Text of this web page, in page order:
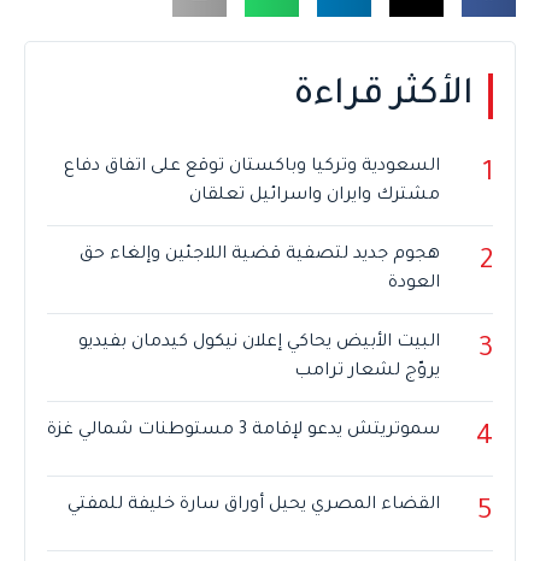
الأكثر قراءة
1
السعودية وتركيا وباكستان توقع على اتفاق دفاع
مشترك وايران واسرائيل تعلقان
2
هجوم جديد لتصفية قضية اللاجئين وإلغاء حق
العودة
3
البيت الأبيض يحاكي إعلان نيكول كيدمان بفيديو
يروّج لشعار ترامب
4 سموتريتش يدعو لإقامة 3 مستوطنات شمالي غزة
5 القضاء المصري يحيل أوراق سارة خليفة للمفتي